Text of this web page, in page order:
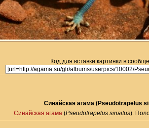
Код для вставки картинки в
Синайская агама (Pseudotrapelus
Синайская агама (Pseudotrapelus sinaitus).